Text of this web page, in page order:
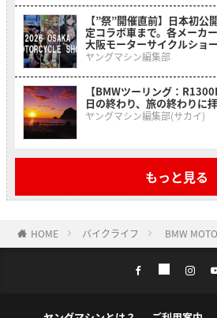
【”祭”開催直前】日本初公
定コラボ車まで。各メーカ
大阪モーターサイクルショ
ヤングマシン編集部
【BMWツーリング：
日の終わり、旅の終わりに
ヤングマシン編集部(サカイ)
もっと見る
HOME バイクライフ BMW